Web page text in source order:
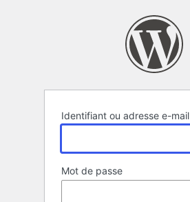
Identifiant ou adresse e-mail
Mot de passe